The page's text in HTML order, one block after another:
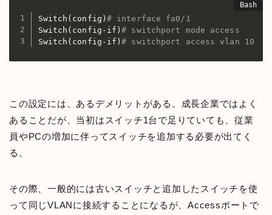
Switch ( config ) # interface fa0/1
Switch ( config-if )# switchport mode access
Switch ( config-if )# switchport access vlan 10
この設定には、あるデメリットがある。成長企業ではよく
あることだが、当初はスイッチ1台で足りていても、従業
員やPCの増加に伴ってスイッチを追加する必要が出てく
る。
その際、一般的には古いスイッチと追加したスイッチを使
って同じVLANに接続することになるが、Accessポートで